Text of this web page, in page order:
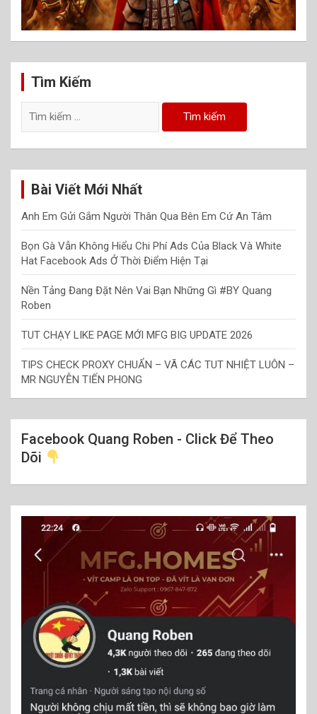
Tìm Kiếm
kiếm
Bài Viết Mới Nhất
Anh Em Gửi Gắm Người Thân Qua Bên Em Cứ An Tâm
Bọn Gà Vẫn Không Hiểu Chi Phí Ads Của Black Và White
Hat Facebook Ads Ở Thời Điểm Hiện Tại
Nền Tảng Đang Đặt Nên Vai Bạn Những Gì #BY Quang
Roben
TUT CHẠY LIKE PAGE MỚI MFG BIG UPDATE 2026
TIPS CHECK PROXY CHUẨN – VÃ CÁC TUT NHIỆT LUÔN –
MR NGUYỄN TIẾN PHONG
Facebook Quang Roben - Click Để Theo
Dõi